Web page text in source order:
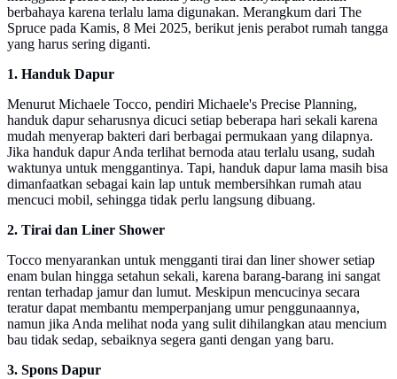
berbahaya karena terlalu lama digunakan. Merangkum dari The
Spruce pada Kamis, 8 Mei 2025, berikut jenis perabot rumah tangga
yang harus sering diganti.
1. Handuk Dapur
Menurut Michaele Tocco, pendiri Michaele's Precise Planning,
handuk dapur seharusnya dicuci setiap beberapa hari sekali karena
mudah menyerap bakteri dari berbagai permukaan yang dilapnya.
Jika handuk dapur Anda terlihat bernoda atau terlalu usang, sudah
waktunya untuk menggantinya. Tapi, handuk dapur lama masih bisa
dimanfaatkan sebagai kain lap untuk membersihkan rumah atau
mencuci mobil, sehingga tidak perlu langsung dibuang.
2. Tirai dan Liner Shower
Tocco menyarankan untuk mengganti tirai dan liner shower setiap
enam bulan hingga setahun sekali, karena barang-barang ini sangat
rentan terhadap jamur dan lumut. Meskipun mencucinya secara
teratur dapat membantu memperpanjang umur penggunaannya,
namun jika Anda melihat noda yang sulit dihilangkan atau mencium
bau tidak sedap, sebaiknya segera ganti dengan yang baru.
3. Spons Dapur